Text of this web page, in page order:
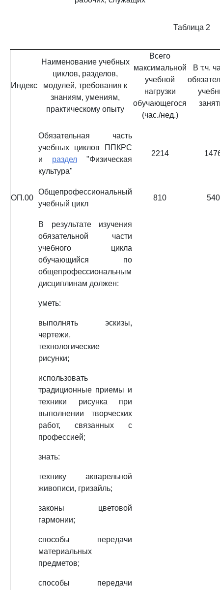
Таблица 2
Индекс
Наименование учебных
циклов, разделов,
модулей, требования к
знаниям, умениям,
практическому опыту
Всего
максимальной
учебной
нагрузки
обучающегося
(час./нед.)
В т.ч.
Обязательная часть
учебных циклов ППКРС
и раздел "Физическая
культура"
2214
ОП.00
Общепрофессиональный
учебный цикл
810 540
В результате изучения
обязательной части
учебного цикла
обучающийся по
общепрофессиональным
дисциплинам должен:
уметь:
выполнять эскизы,
чертежи,
технологические
рисунки;
использовать
традиционные приемы и
техники рисунка при
выполнении творческих
работ, связанных с
профессией;
знать:
технику акварельной
живописи, гризайль;
законы цветовой
гармонии;
способы передачи
материальных
предметов;
способы передачи